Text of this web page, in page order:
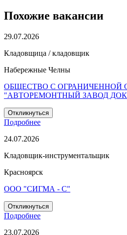
Похожие вакансии
29.07.2026
Кладовщица / кладовщик
Набережные Челны
ОБЩЕСТВО С ОГРАНИЧЕННОЙ
"АВТОРЕМОНТНЫЙ ЗАВОД
Откликнуться
Подробнее
24.07.2026
Кладовщик-инструментальщик
Красноярск
ООО "СИГМА - С"
Откликнуться
Подробнее
23.07.2026